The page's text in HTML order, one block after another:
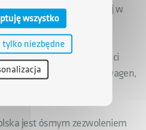
hali i wyposażeniu jej w
na uruchomienie
elementów nadwozi
spółki są producenci
m.in. GM, Ford, Volkswagen,
jest ósmym zezwoleniem
wszystko
niezbędne